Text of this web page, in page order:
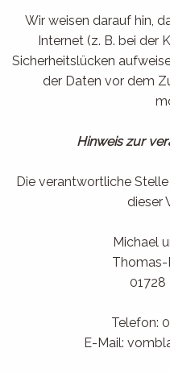
Wir weisen darauf hin,
Internet (z. B. bei der
Sicherheitslücken
der Daten vor dem
Hinweis zur
Die verantwortliche
dieser
Michael
Thomas-
Telefon:
E-Mail: